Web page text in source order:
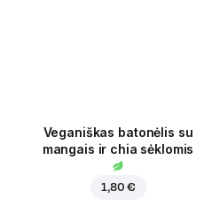
Veganiškas batonėlis su
mangais ir chia sėklomis
1,80 €